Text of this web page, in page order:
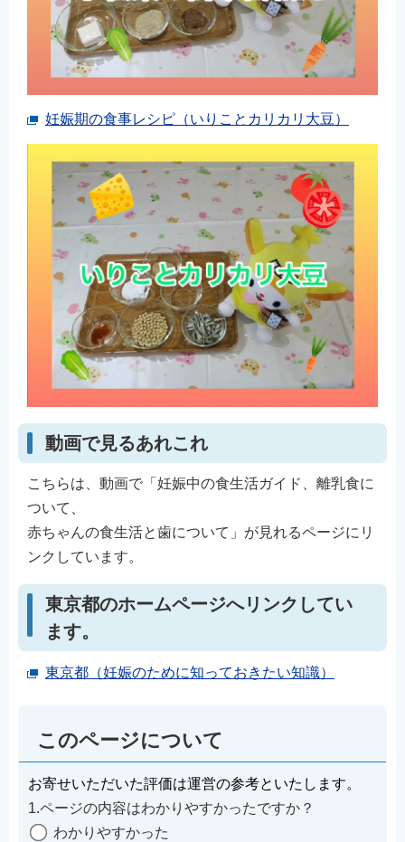
妊娠期の食事レシピ（いりことカリカリ大豆）
動画で見るあれこれ
こちらは、動画で「妊娠中の食生活ガイド、離乳食に
ついて、
赤ちゃんの食生活と歯について」が見れるページにリ
ンクしています。
東京都のホームページへリンクしてい
ます。
東京都（妊娠のために知っておきたい知識）
このページについて
お寄せいただいた評価は運営の参考といたします。
1.ページの内容はわかりやすかったですか？
わかりやすかった